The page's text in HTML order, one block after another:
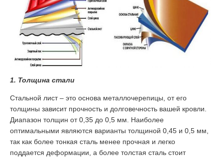
1. Толщина стали
Стальной лист – это основа металлочерепицы, от его
толщины зависит прочность и долговечность вашей кровли.
Диапазон толщин от 0,35 до 0,5 мм. Наиболее
оптимальными являются варианты толщиной 0,45 и 0,5 мм,
так как более тонкая сталь менее прочная и легко
поддается деформации, а более толстая сталь стоит